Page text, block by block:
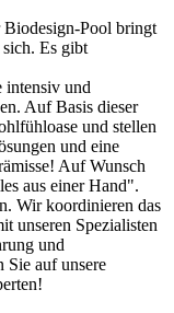
Pool bringt
Es gibt
intensiv und
Auf Basis dieser
und stellen
und eine
Auf Wunsch
aus einer Hand".
Wir koordinieren das
unseren Spezialisten
und
Sie auf unsere